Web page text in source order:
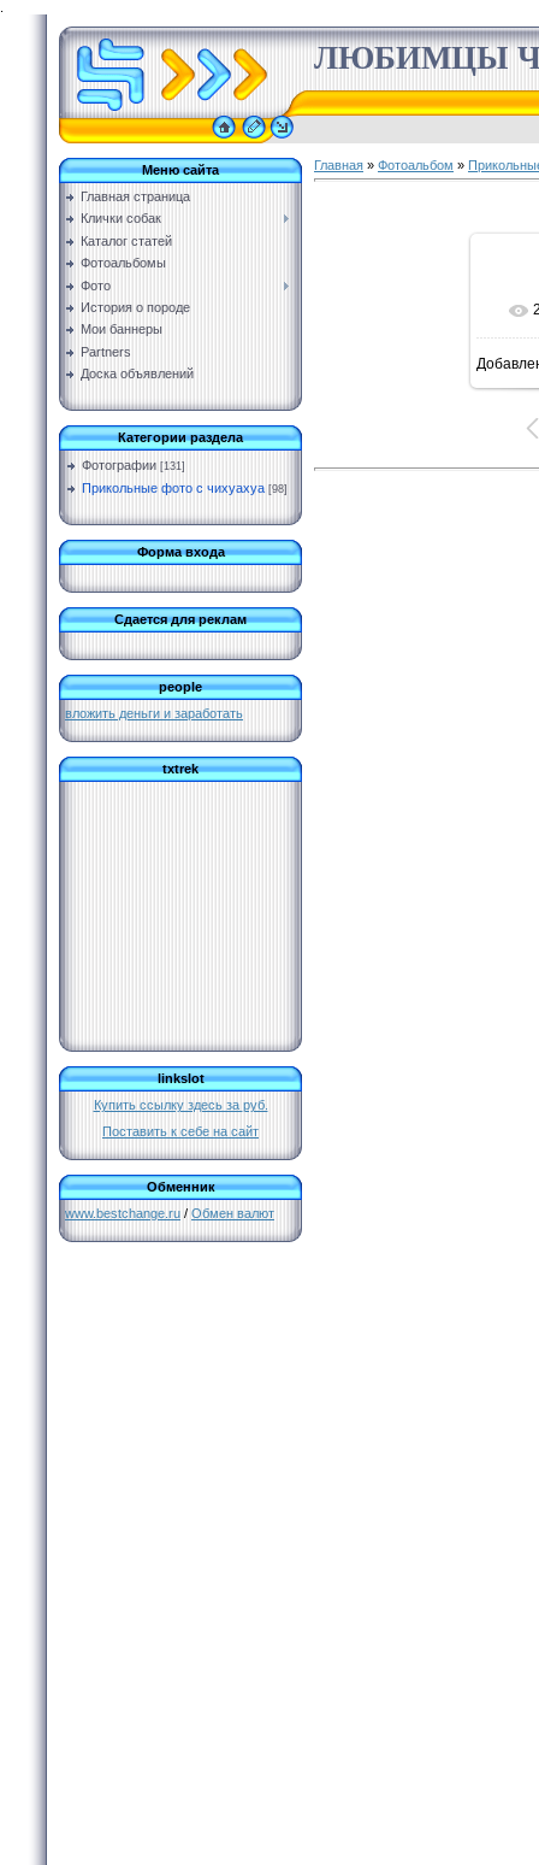
ЛЮБИМЦЫ
Меню сайта
Главная страница
Клички собак
Каталог статей
Фотоальбомы
Фото
История о породе
Мои баннеры
Partners
Доска объявлений
Категории раздела
Фотографии [131]
Прикольные фото с чихуахуа [98]
Форма входа
Сдается для реклам
people
вложить деньги и заработать
txtrek
linkslot
Купить ссылку здесь за руб.
Поставить к себе на сайт
Обменник
www.bestchange.ru / Обмен валют
Главная » Фотоальбом »